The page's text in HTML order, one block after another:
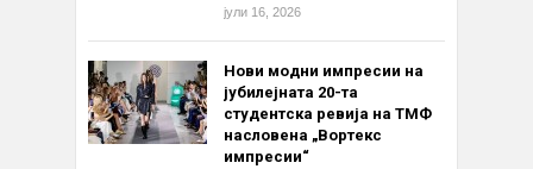
јули 16, 2026
Нови модни импресии на
јубилејната 20-та
студентска ревија на ТМФ
насловена „Вортекс
импресии“